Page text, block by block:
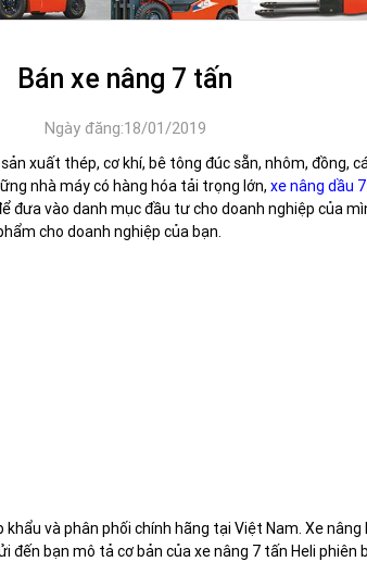
Bán xe nâng 7 tấn
Ngày đăng:18/01/2019
xuất thép, cơ khí, bê tông đúc sẵn, nhôm, đồng,
nhà máy có hàng hóa tải trọng lớn, xe nâng dầu
đưa vào danh mục đầu tư cho doanh nghiệp của
cho doanh nghiệp của bạn.
và phân phối chính hãng tại Việt Nam. Xe
bạn mô tả cơ bản của xe nâng 7 tấn Heli phiên